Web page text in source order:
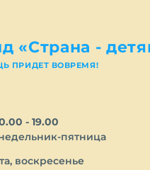
«Страна -
ПРИДЕТ ВОВРЕМЯ!
- 19.00
пятница
воскресенье